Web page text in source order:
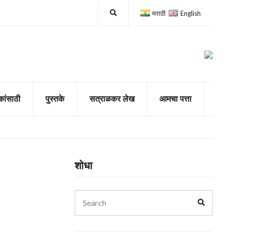
E
c
h
मराठी English
पुस्तके सत्राळकर लेख आमचा पत्ता
शोधा
for: